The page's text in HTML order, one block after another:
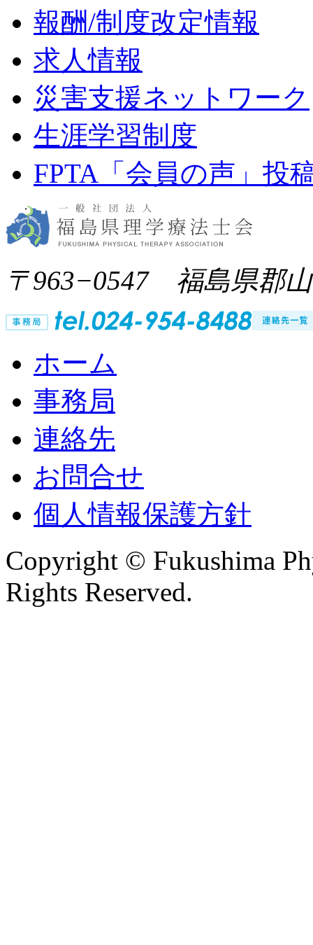
報酬/制度改定情報
求人情報
災害支援ネットワーク
生涯学習制度
FPTA「会員の声」投
〒963−0547 福島県郡
ホーム
事務局
連絡先
お問合せ
個人情報保護方針
Copyright © Fukushima
Rights Reserved.